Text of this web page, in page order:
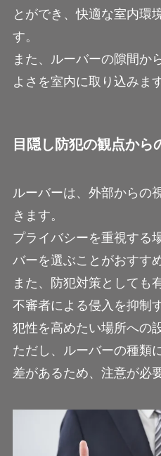
とができ、快適な室内環
す。
また、ルーバーの隙間か
よさを室内に取り込みます
目隠し防犯の観点から
ルーバーは、外部からの
きます。
プライバシーを重視する
バーを選ぶことがおすす
また、防犯対策としても
不審者による侵入を抑制
犯性を高めたい場所への
ただし、ルーバーの種類
差があるため、注意が必